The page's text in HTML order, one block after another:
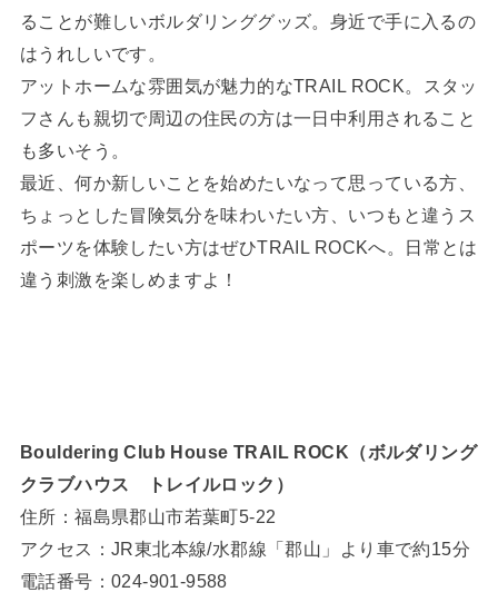
ることが難しいボルダリンググッズ。身近で手に入るの
はうれしいです。
アットホームな雰囲気が魅力的なTRAIL ROCK。スタッ
フさんも親切で周辺の住民の方は一日中利用されること
も多いそう。
最近、何か新しいことを始めたいなって思っている方、
ちょっとした冒険気分を味わいたい方、いつもと違うス
ポーツを体験したい方はぜひTRAIL ROCKへ。日常とは
違う刺激を楽しめますよ！
Bouldering Club House TRAIL ROCK（ボルダリング
クラブハウス トレイルロック）
住所：福島県郡山市若葉町5-22
アクセス：JR東北本線/水郡線「郡山」より車で約15分
電話番号：024-901-9588